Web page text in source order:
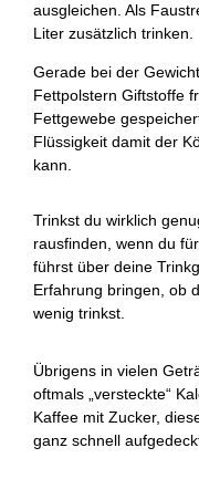
ausgleichen. Als
Liter zusätzlich trinken.
Gerade bei der
Fettpolstern Giftstoffe
Fettgewebe
Flüssigkeit damit der
kann.
Trinkst du wirklich
rausfinden, wenn du
führst über deine
Erfahrung bringen, ob
wenig trinkst.
Übrigens in vielen
oftmals „versteckte“
Kaffee mit Zucker,
ganz schnell